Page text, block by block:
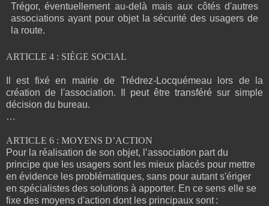
Trégor, éventuellement au-delà mais aux côtés d'autres
associations ayant pour objet la sécurité des usagers de
la route.
ARTICLE 4 : SIÈGE SOCIAL
Il est fixé en mairie de Trédrez-Locquémeau lors de la
création de l'association. Il peut être transféré sur simple
décision du bureau.
…
ARTICLE 6 : MOYENS D’ACTION
Pour la réalisation de son objet, l’association part du
principe que les usagers sont les mieux placés pour mettre
en évidence les problématiques, sans pour autant s'ériger
en spécialistes des solutions à apporter. En ce sens elle se
fixe des moyens d'action dont les principaux sont :